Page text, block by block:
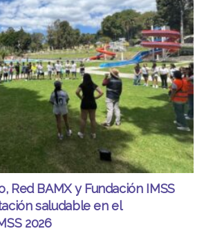
Red BAMX y Fundación IMSS
saludable en el
2026